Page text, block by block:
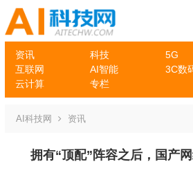
资讯 科技 5G
互联网
AI智能 3C数
云计算
专栏
AI科技网 资讯
拥有“顶配”阵容之后，国产